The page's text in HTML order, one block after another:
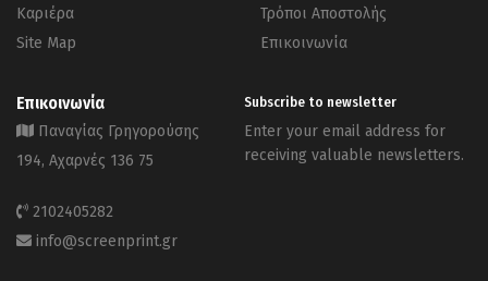
Καριέρα
Site Map
Τρόποι Αποστολής
Επικοινωνία
Επικοινωνία
Παναγίας Γρηγορούσης
194, Αχαρνές 136 75
2102405282
info@screenprint.gr
Subscribe to newsletter
Enter your email address for
receiving valuable newsletters.